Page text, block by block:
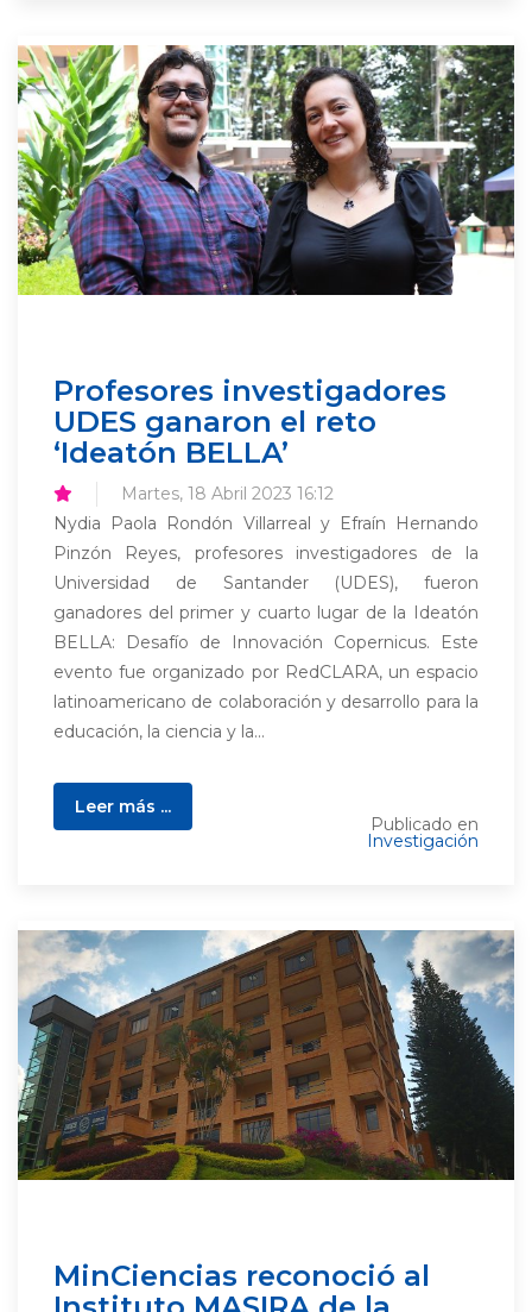
Profesores investigadores
UDES ganaron el reto
‘Ideatón BELLA’
Martes, 18 Abril 2023 16:12
Nydia Paola Rondón Villarreal y Efraín Hernando
Pinzón Reyes, profesores investigadores de la
Universidad de Santander (UDES), fueron
ganadores del primer y cuarto lugar de la Ideatón
BELLA: Desafío de Innovación Copernicus. Este
evento fue organizado por RedCLARA, un espacio
latinoamericano de colaboración y desarrollo para la
educación, la ciencia y la...
Leer más ...
Publicado en
Investigación
MinCiencias reconoció al